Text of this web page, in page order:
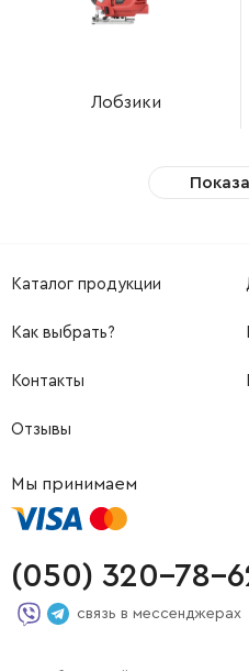
Лобзики
Каталог продукции
Как выбрать?
Контакты
Отзывы
Мы принимаем
(050) 320-78-
связь в мессенджерах